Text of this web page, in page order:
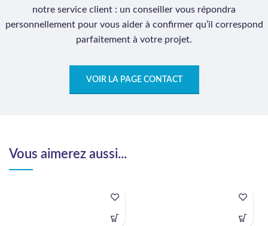
notre service client : un conseiller vous répondra
personnellement pour vous aider à confirmer qu’il correspond
parfaitement à votre projet.
VOIR LA PAGE CONTACT
Vous aimerez aussi...